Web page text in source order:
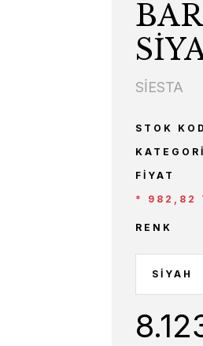
SİESTA
STOK
KATEGORI
FIYAT
* 982,82
RENK